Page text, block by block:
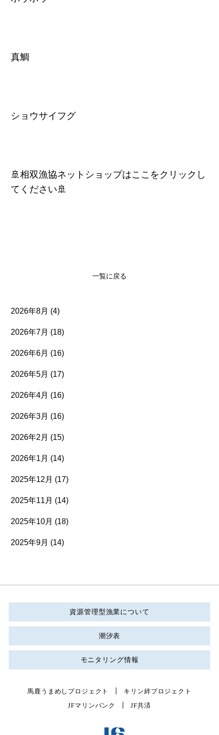
真鯛
ショウサイフグ
🚢相双漁協ネットショップはここをクリックし
てください🚢
一覧に戻る
2026年8月 (4)
2026年7月 (18)
2026年6月 (16)
2026年5月 (17)
2026年4月 (16)
2026年3月 (16)
2026年2月 (15)
2026年1月 (14)
2025年12月 (17)
2025年11月 (14)
2025年10月 (18)
2025年9月 (14)
資源管理型漁業について
潮汐表
モニタリング情報
馬鹿うまめしプロジェクト
キリン絆プロジェクト
JFマリンバンク
JF共済